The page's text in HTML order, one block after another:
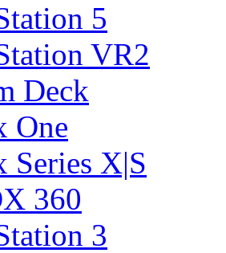
5
VR2
Deck
One
Series X|S
360
3